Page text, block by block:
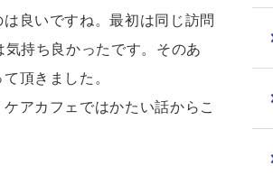
良いですね。最初は同じ訪問
持ち良かったです。そのあ
頂きました。
アカフェではかたい話からこ